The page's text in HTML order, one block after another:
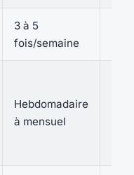
3 à 5
fois/semaine
Hebdomadaire
à mensuel